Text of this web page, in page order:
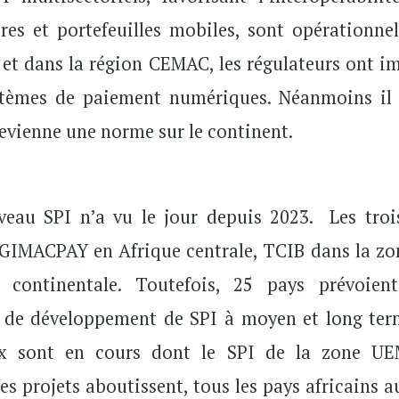
et portefeuilles mobiles, sont
dans la région CEMAC, les régulateurs ont
de paiement numériques. Néanmoins il
une norme sur le continent.
SPI n’a vu le jour depuis 2023. Les
en Afrique centrale, TCIB dans la
continentale. Toutefois, 25pays
développement de SPI à moyen et long
sont en cours dont le SPI de la zone
projets aboutissent, tous les pays africains